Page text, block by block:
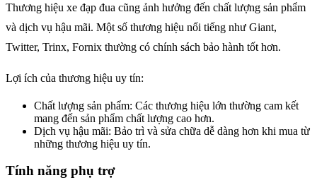
Thương hiệu xe đạp đua cũng ảnh hưởng đến chất lượng sản phẩm
và dịch vụ hậu mãi. Một số thương hiệu nổi tiếng như Giant,
Twitter, Trinx, Fornix thường có chính sách bảo hành tốt hơn.
Lợi ích của thương hiệu uy tín:
Chất lượng sản phẩm: Các thương hiệu lớn thường cam kết
mang đến sản phẩm chất lượng cao hơn.
Dịch vụ hậu mãi: Bảo trì và sửa chữa dễ dàng hơn khi mua từ
những thương hiệu uy tín.
Tính năng phụ trợ